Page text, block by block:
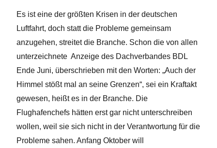
Es ist eine der größten Krisen in der deutschen
Luftfahrt, doch statt die Probleme gemeinsam
anzugehen, streitet die Branche. Schon die von allen
unterzeichnete Anzeige des Dachverbandes BDL
Ende Juni, überschrieben mit den Worten: „Auch der
Himmel stößt mal an seine Grenzen“, sei ein Kraftakt
gewesen, heißt es in der Branche. Die
Flughafenchefs hätten erst gar nicht unterschreiben
wollen, weil sie sich nicht in der Verantwortung für die
Probleme sahen. Anfang Oktober will